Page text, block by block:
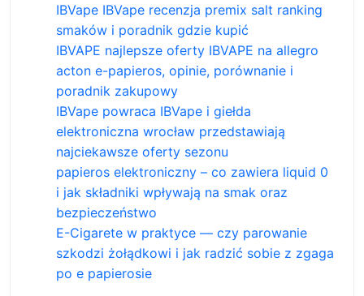
IBVape IBVape recenzja premix salt ranking
smaków i poradnik gdzie kupić
IBVAPE najlepsze oferty IBVAPE na allegro
acton e-papieros, opinie, porównanie i
poradnik zakupowy
IBVape powraca IBVape i giełda
elektroniczna wrocław przedstawiają
najciekawsze oferty sezonu
papieros elektroniczny – co zawiera liquid 0
i jak składniki wpływają na smak oraz
bezpieczeństwo
E-Cigarete w praktyce — czy parowanie
szkodzi żołądkowi i jak radzić sobie z zgaga
po e papierosie